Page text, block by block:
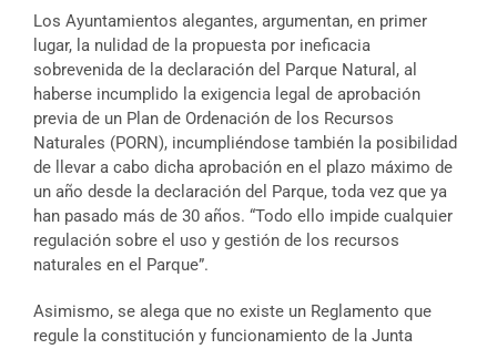
Los Ayuntamientos alegantes, argumentan, en primer
lugar, la nulidad de la propuesta por ineficacia
sobrevenida de la declaración del Parque Natural, al
haberse incumplido la exigencia legal de aprobación
previa de un Plan de Ordenación de los Recursos
Naturales (PORN), incumpliéndose también la posibilidad
de llevar a cabo dicha aprobación en el plazo máximo de
un año desde la declaración del Parque, toda vez que ya
han pasado más de 30 años. “Todo ello impide cualquier
regulación sobre el uso y gestión de los recursos
naturales en el Parque”.
Asimismo, se alega que no existe un Reglamento que
regule la constitución y funcionamiento de la Junta